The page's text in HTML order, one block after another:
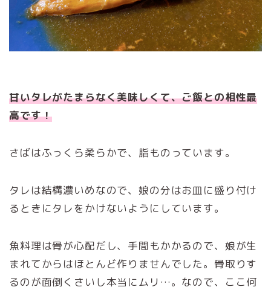
甘いタレがたまらなく美味しくて、ご飯との相性最
高です！
さばはふっくら柔らかで、脂ものっています。
タレは結構濃いめなので、娘の分はお皿に盛り付け
るときにタレをかけないようにしています。
魚料理は骨が心配だし、手間もかかるので、娘が生
まれてからはほとんど作りませんでした。骨取りす
るのが面倒くさいし本当にムリ…。なので、ここ何